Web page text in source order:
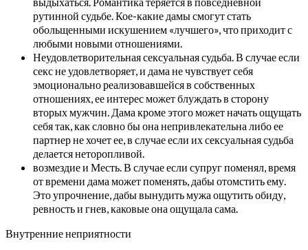
рутинной судьбе. Кое-какие дамы смогут стать
обольщенными искушением «лучшего», что приходит с
любыми новыми отношениями.
Неудовлетворительная сексуальная судьба. В случае если
секс не удовлетворяет, и дама не чувствует себя
эмоционально реализовавшейся в собственных
отношениях, ее интерес может блуждать в сторону
вторых мужчин. Дама кроме этого может начать ощущать
себя так, как словно бы она непривлекательна либо ее
партнер не хочет ее, в случае если их сексуальная судьба
делается неторопливой.
возмездие и Месть. В случае если супруг поменял, время
от времени дама может поменять, дабы отомстить ему.
Это упрочнение, дабы вынудить мужа ощутить обиду,
ревность и гнев, каковые она ощущала сама.
Внутренние неприятности